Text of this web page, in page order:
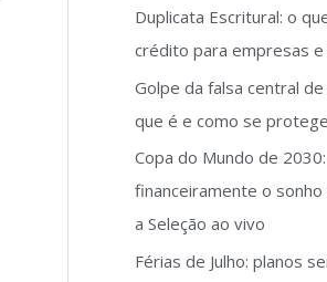
Duplicata Escritural: o
crédito para empresas
Golpe da falsa central
que é e como se
Copa do Mundo de
financeiramente o
a Seleção ao vivo
Férias de Julho: planos